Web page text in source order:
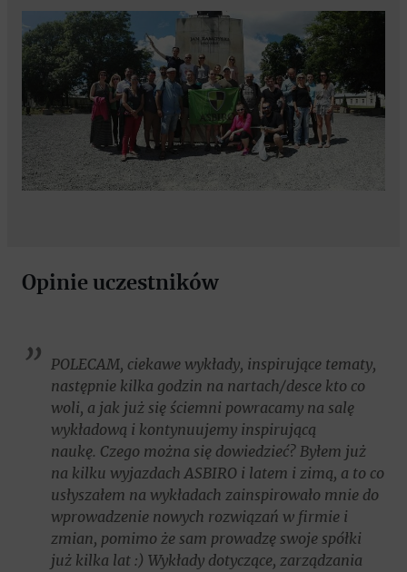
Opinie uczestników
POLECAM, ciekawe wykłady, inspirujące tematy,
następnie kilka godzin na nartach/desce kto co
woli, a jak już się ściemni powracamy na salę
wykładową i kontynuujemy inspirującą
naukę. Czego można się dowiedzieć? Byłem już
na kilku wyjazdach ASBIRO i latem i zimą, a to co
usłyszałem na wykładach zainspirowało mnie do
wprowadzenie nowych rozwiązań w firmie i
zmian, pomimo że sam prowadzę swoje spółki
już kilka lat :) Wykłady dotyczące, zarządzania